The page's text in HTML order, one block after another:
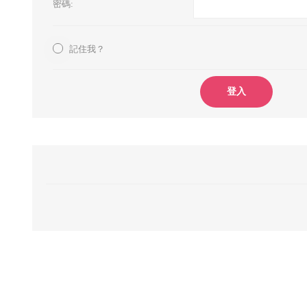
密碼:
記住我？
登入